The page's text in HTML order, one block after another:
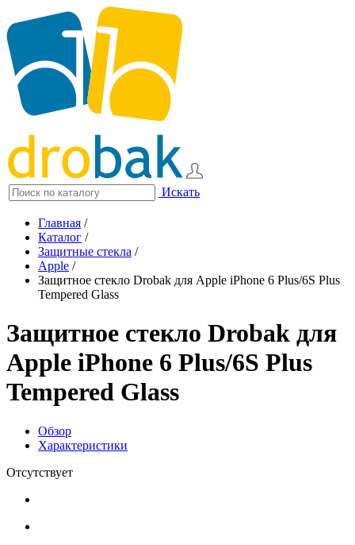
Искать
Главная /
Каталог /
Защитные стекла /
Apple /
Защитное стекло Drobak для Apple iPhone 6 Plus/6S Plus
Tempered Glass
Защитное стекло Drobak для
Apple iPhone 6 Plus/6S Plus
Tempered Glass
Обзор
Характеристики
Отсутствует